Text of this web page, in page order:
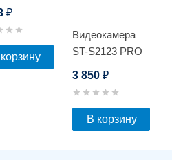
₽
Видеокамера
ST-S2123 PRO
3 850 ₽
В корзину